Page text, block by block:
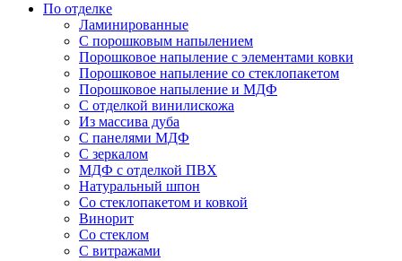
По отделке
Ламинированные
С порошковым напылением
Порошковое напыление с элементами ковки
Порошковое напыление со стеклопакетом
Порошковое напыление и МДФ
С отделкой винилискожа
Из массива дуба
С панелями МДФ
С зеркалом
МДФ с отделкой ПВХ
Натуральный шпон
Со стеклопакетом и ковкой
Винорит
Со стеклом
С витражами